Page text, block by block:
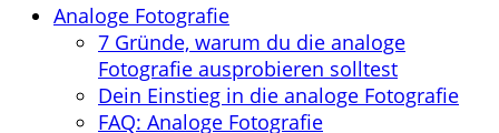
Analoge Fotografie
7 Gründe, warum du die analoge
Fotografie ausprobieren solltest
Dein Einstieg in die analoge Fotografie
FAQ: Analoge Fotografie